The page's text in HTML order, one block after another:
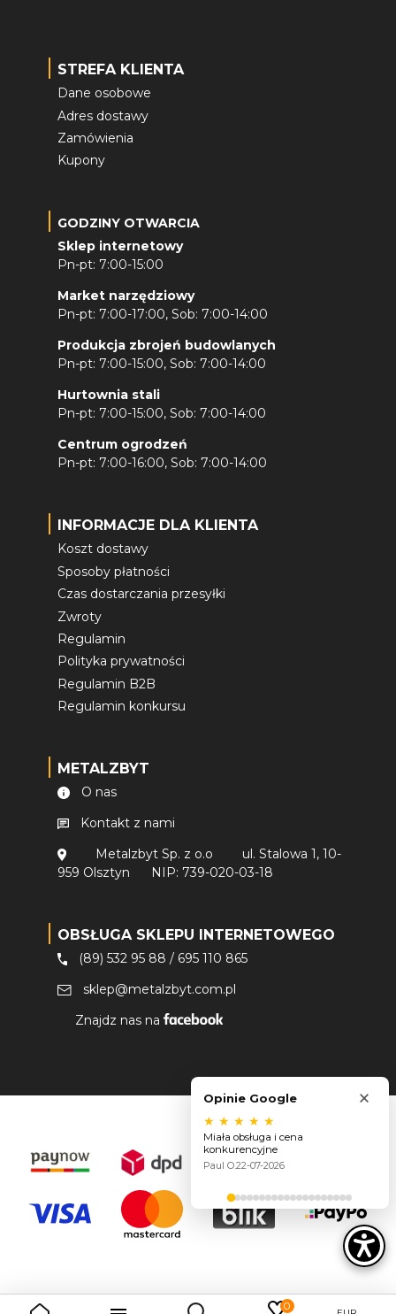
0
STREFA KLIENTA
Dane osobowe
Adres dostawy
Zamówienia
Kupony
GODZINY OTWARCIA
Sklep internetowy
Pn-pt: 7:00-15:00
Market narzędziowy
Pn-pt: 7:00-17:00, Sob: 7:00-14:00
Produkcja zbrojeń budowlanych
Pn-pt: 7:00-15:00, Sob: 7:00-14:00
Hurtownia stali
Pn-pt: 7:00-15:00, Sob: 7:00-14:00
Centrum ogrodzeń
Pn-pt: 7:00-16:00, Sob: 7:00-14:00
INFORMACJE DLA KLIENTA
Koszt dostawy
Sposoby płatności
Czas dostarczania przesyłki
Zwroty
Regulamin
Polityka prywatności
Regulamin B2B
Regulamin konkursu
METALZBYT
O nas
Kontakt z nami
Metalzbyt Sp. z o.o
ul. Stalowa 1, 10-
959 Olsztyn
NIP: 739-020-03-18
OBSŁUGA SKLEPU INTERNETOWEGO
(89) 532 95 88 / 695 110 865
sklep@metalzbyt.com.pl
Znajdz nas na
Opinie Google ×
★ ★ ★ ★ ★
Miała obsługa i cena
konkurencyjne
Paul O.22-07-2026